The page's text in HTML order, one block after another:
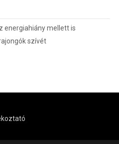
energiahiány mellett is
szívét